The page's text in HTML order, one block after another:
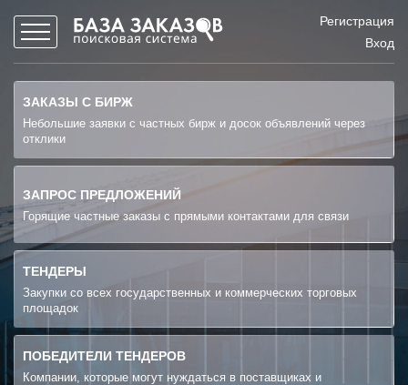
Регистрация
Вход
ЗАКАЗЫ С БИРЖ
Небольшие заявки с частных бирж и досок объявлений через
отклики
ЗАПРОС ПРЕДЛОЖЕНИЙ
Горящие частные заказы с прямыми контактами для связи
ТЕНДЕРЫ
Закупки со всех государственных и коммерческих торговых
площадок
ПОБЕДИТЕЛИ ТЕНДЕРОВ
Компании, которые могут нуждаться в поставщиках и